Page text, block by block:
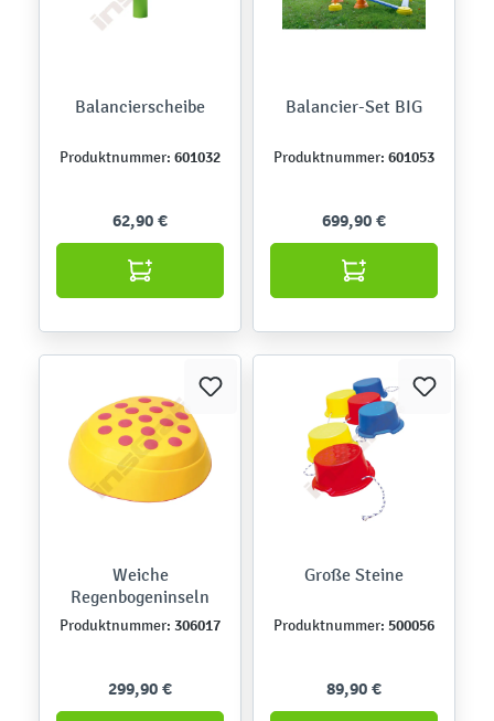
Balancierscheibe
Produktnummer: 601032
62,90 €
Balancier-Set BIG
Produktnummer: 601053
699,90 €
Weiche
Regenbogeninseln
Produktnummer: 306017
299,90 €
Große Steine
Produktnummer: 500056
89,90 €